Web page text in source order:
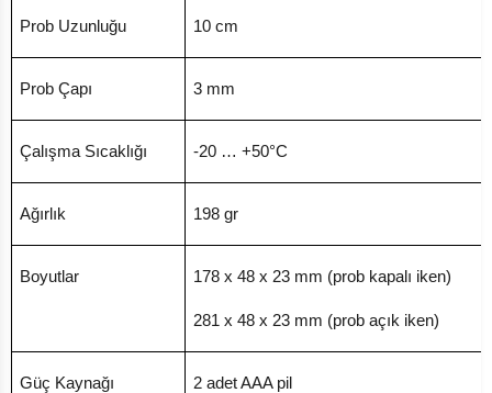
Prob Uzunluğu 10 cm
Prob Çapı 3 mm
Çalışma Sıcaklığı -20 … +50°C
Ağırlık 198 gr
Boyutlar 178 x 48 x 23 mm (prob kapalı iken)
281 x 48 x 23 mm (prob açık iken)
Güç Kaynağı 2 adet AAA pil